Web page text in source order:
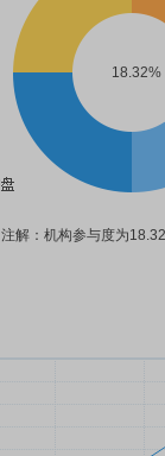
18.32%
注解：机构参与度为